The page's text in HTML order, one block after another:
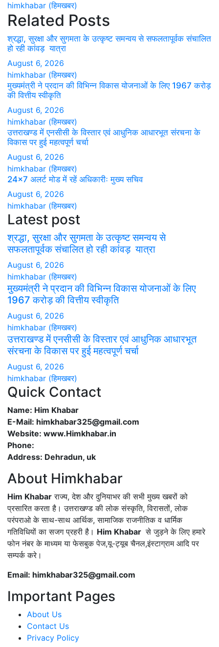
himkhabar (हिमखबर)
Related Posts
श्रद्धा, सुरक्षा और सुगमता के उत्कृष्ट समन्वय से सफलतापूर्वक संचालित
हो रही कांवड़ यात्रा
August 6, 2026
himkhabar (हिमखबर)
मुख्यमंत्री ने प्रदान की विभिन्न विकास योजनाओं के लिए 1967 करोड़
की वित्तीय स्वीकृति
August 6, 2026
himkhabar (हिमखबर)
उत्तराखण्ड में एनसीसी के विस्तार एवं आधुनिक आधारभूत संरचना के
विकास पर हुई महत्वपूर्ण चर्चा
August 6, 2026
himkhabar (हिमखबर)
24×7 अलर्ट मोड में रहें अधिकारीः मुख्य सचिव
August 6, 2026
himkhabar (हिमखबर)
Latest post
श्रद्धा, सुरक्षा और सुगमता के उत्कृष्ट समन्वय से
सफलतापूर्वक संचालित हो रही कांवड़ यात्रा
August 6, 2026
himkhabar (हिमखबर)
मुख्यमंत्री ने प्रदान की विभिन्न विकास योजनाओं के लिए
1967 करोड़ की वित्तीय स्वीकृति
August 6, 2026
himkhabar (हिमखबर)
उत्तराखण्ड में एनसीसी के विस्तार एवं आधुनिक आधारभूत
संरचना के विकास पर हुई महत्वपूर्ण चर्चा
August 6, 2026
himkhabar (हिमखबर)
Quick Contact
Name: Him Khabar
E-Mail: himkhabar325@gmail.com
Website: www.Himkhabar.in
Phone:
Address: Dehradun, uk
About Himkhabar
Him Khabar राज्य, देश और दुनियाभर की सभी मुख्य खबरों को
प्रसारित करता है। उत्तराखण्ड की लोक संस्कृति, विरासतों, लोक
परंपराओ के साथ-साथ आर्थिक, सामाजिक राजनीतिक व धार्मिक
गतिविधियों का सजग प्रहरी है। Him Khabar से जुड़ने के लिए हमारे
फोन नंबर के माध्यम या फेसबुक पेज,यू-ट्यूब चैनल,इंस्टाग्राम आदि पर
सम्पर्क करे।
Email: himkhabar325@gmail.com
Important Pages
About Us
Contact Us
Privacy Policy